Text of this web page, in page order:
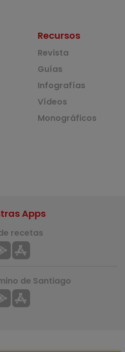
Recursos
Revista
Guías
Infografías
Vídeos
Monográficos
Apps
recetas
de Santiago